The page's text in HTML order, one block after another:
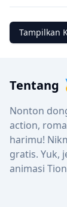
Tampilkan
Tentang
Nonton
action,
harimu!
gratis. Yuk,
animasi